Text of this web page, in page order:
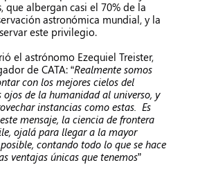
que albergan casi el 70% de la
astronómica mundial, y la
este privilegio.
el astrónomo Ezequiel Treister,
de CATA: “Realmente somos
con los mejores cielos del
ojos de la humanidad al universo, y
instancias como estas. Es
mensaje, la ciencia de frontera
ojalá para llegar a la mayor
contando todo lo que se hace
ventajas únicas que tenemos”